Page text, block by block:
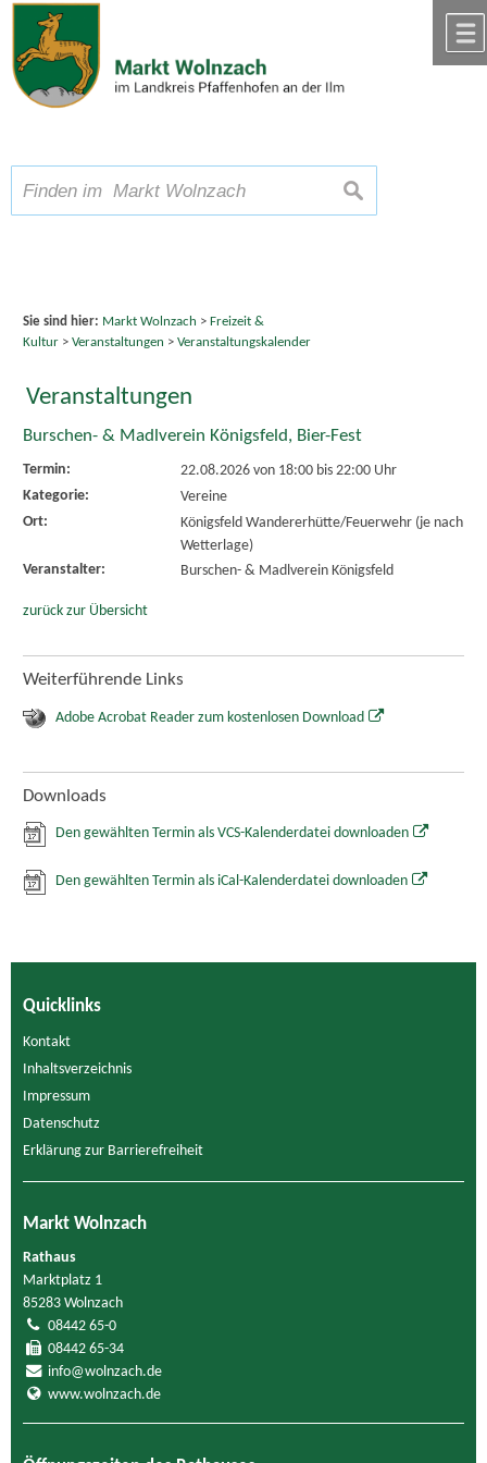
Zum Inhalt,zur Navigation
Schriftgröße A A A suchen
Sie sind hier: Markt Wolnzach > Freizeit &
Kultur> Veranstaltungen > Veranstaltungskalender
Veranstaltungen
Burschen- & Madlverein Königsfeld, Bier-Fest
Termin: 22.08.2026 von 18:00bis 22:00 Uhr
Kategorie:
Vereine
Ort:
Königsfeld Wandererhütte/Feuerwehr (je nach
Wetterlage)
Veranstalter:
Burschen- & Madlverein Königsfeld
zurück zur Übersicht
Weiterführende Links
Adobe Acrobat Reader zum kostenlosen Download
Downloads
Den gewählten Termin als VCS-Kalenderdatei downloaden
Den gewählten Termin als iCal-Kalenderdatei downloaden
Quicklinks
Kontakt
Inhaltsverzeichnis
Impressum
Datenschutz
Erklärung zur Barrierefreiheit
Markt Wolnzach
Rathaus
Marktplatz 1
85283 Wolnzach
08442 65-0
08442 65-34
info@wolnzach.de
www.wolnzach.de